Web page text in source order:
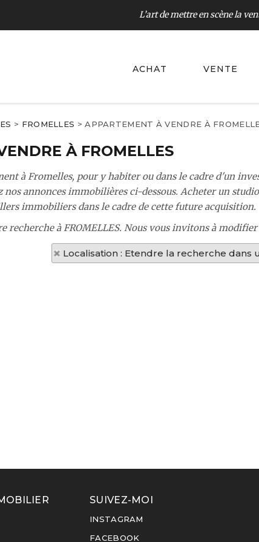
L’art de mettre en scène la
ACHAT VENTE
> FROMELLES >APPARTEMENT À VENDRE À
À FROMELLES
à Fromelles, pour y habiter ou dans le cadre d'un
annonces immobilières ci-dessous. Acheter un
immobiliers dans le cadre de cette future acquisition.
recherche à FROMELLES. Nous vous invitons à
Localisation : Etendre la recherche dans
SUIVEZ-MOI
INSTAGRAM
FACEBOOK